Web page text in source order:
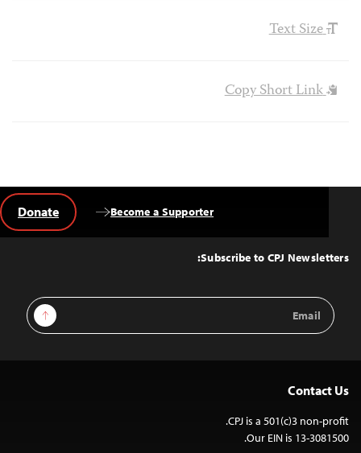
Text Size
Copy Short Link
Top
Subscribe to CPJ Newsletters:
Email
Address
Sign Up
Become a Supporter
Donate
Contact Us
CPJ is a 501(c)3 non-profit.
Our EIN is 13-3081500.